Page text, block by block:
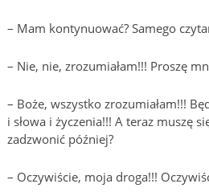
– Mam kontynuować? Samego
– Nie, nie, zrozumiałam!!! Proszę
– Boże, wszystko zrozumiałam!!!
i słowa i życzenia!!! A teraz muszę
zadzwonić później?
– Oczywiście, moja droga!!!